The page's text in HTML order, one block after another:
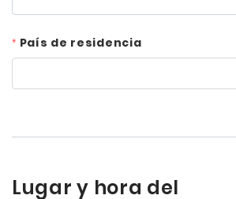
País de residencia
Lugar y hora del